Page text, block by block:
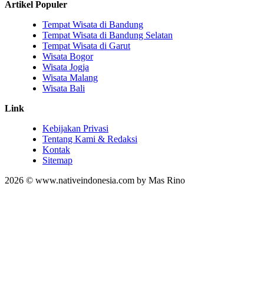
Artikel Populer
Tempat Wisata di Bandung
Tempat Wisata di Bandung Selatan
Tempat Wisata di Garut
Wisata Bogor
Wisata Jogja
Wisata Malang
Wisata Bali
Link
Kebijakan Privasi
Tentang Kami & Redaksi
Kontak
Sitemap
2026 © www.nativeindonesia.com by Mas Rino